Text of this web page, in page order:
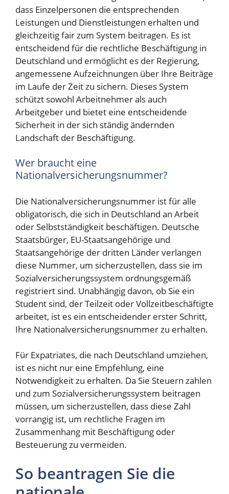
dass Einzelpersonen die entsprechenden
Leistungen und Dienstleistungen erhalten und
gleichzeitig fair zum System beitragen. Es ist
entscheidend für die rechtliche Beschäftigung in
Deutschland und ermöglicht es der Regierung,
angemessene Aufzeichnungen über Ihre Beiträge
im Laufe der Zeit zu sichern. Dieses System
schützt sowohl Arbeitnehmer als auch
Arbeitgeber und bietet eine entscheidende
Sicherheit in der sich ständig ändernden
Landschaft der Beschäftigung.
Wer braucht eine
Nationalversicherungsnummer?
Die Nationalversicherungsnummer ist für alle
obligatorisch, die sich in Deutschland an Arbeit
oder Selbstständigkeit beschäftigen. Deutsche
Staatsbürger, EU-Staatsangehörige und
Staatsangehörige der dritten Länder verlangen
diese Nummer, um sicherzustellen, dass sie im
Sozialversicherungssystem ordnungsgemäß
registriert sind. Unabhängig davon, ob Sie ein
Student sind, der Teilzeit oder Vollzeitbeschäftigte
arbeitet, ist es ein entscheidender erster Schritt,
Ihre Nationalversicherungsnummer zu erhalten.
Für Expatriates, die nach Deutschland umziehen,
ist es nicht nur eine Empfehlung, eine
Notwendigkeit zu erhalten. Da Sie Steuern zahlen
und zum Sozialversicherungssystem beitragen
müssen, um sicherzustellen, dass diese Zahl
vorrangig ist, um rechtliche Fragen im
Zusammenhang mit Beschäftigung oder
Besteuerung zu vermeiden.
So beantragen Sie die